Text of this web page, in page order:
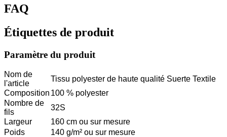
FAQ
Étiquettes de produit
Paramètre du produit
Nom de
l'article
Tissu polyester de haute qualité Suerte Textile
Composition 100 % polyester
Nombre de
fils
32S
Largeur
160 cm ou sur mesure
Poids
140 g/m² ou sur mesure